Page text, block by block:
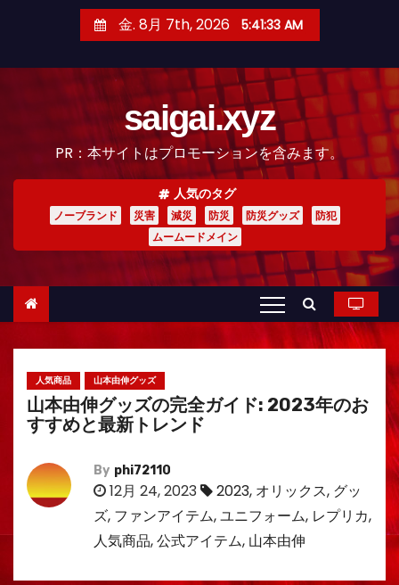
金. 8月 7th, 2026 5:41:34 AM
saigai.xyz
PR：本サイトはプロモーションを含みます。
人気のタグ
ノーブランド 災害 減災 防災 防災グッズ
防犯
ムームードメイン
人気商品 山本由伸グッズ
山本由伸グッズの完全ガイド: 2023年のお
すすめと最新トレンド
By phi72110
12月 24, 2023 2023, オリックス, グッ
ズ, ファンアイテム,ユニフォーム, レプリカ,
人気商品,公式アイテム, 山本由伸